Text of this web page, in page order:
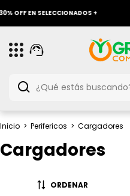
OFF EN SELECCIONADOS +
Inicio > Perifericos > Cargadores
Cargadores
ORDENAR